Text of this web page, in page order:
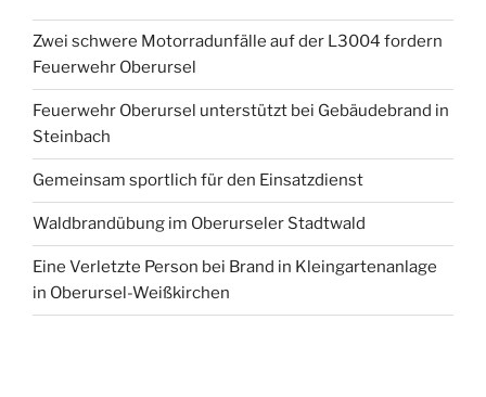
Zwei schwere Motorradunfälle auf der L3004 fordern
Feuerwehr Oberursel
Feuerwehr Oberursel unterstützt bei Gebäudebrand in
Steinbach
Gemeinsam sportlich für den Einsatzdienst
Waldbrandübung im Oberurseler Stadtwald
Eine Verletzte Person bei Brand in Kleingartenanlage
in Oberursel-Weißkirchen